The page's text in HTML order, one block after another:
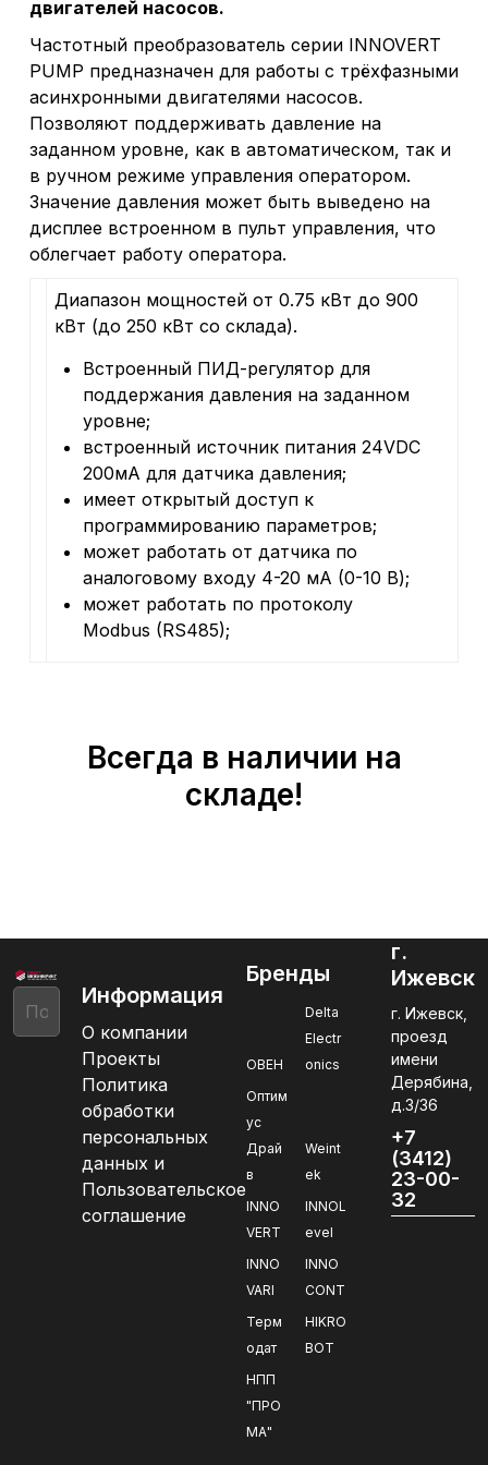
двигателей насосов.
Частотный преобразователь серии INNOVERT
PUMP предназначен для работы с трёхфазными
асинхронными двигателями насосов.
Позволяют поддерживать давление на
заданном уровне, как в автоматическом, так и
в ручном режиме управления оператором.
Значение давления может быть выведено на
дисплее встроенном в пульт управления, что
облегчает работу оператора.
Диапазон мощностей от 0.75 кВт до 900
кВт (до 250 кВт со склада).
Встроенный ПИД-регулятор для
поддержания давления на заданном
уровне;
встроенный источник питания 24VDC
200мА для датчика давления;
имеет открытый доступ к
программированию параметров;
может работать от датчика по
аналоговому входу 4-20 мА (0-10 В);
может работать по протоколу
Modbus (RS485);
Всегда в наличии на
складе!
Информация
О компании
Проекты
Политика
обработки
персональных
данных и
Пользовательское
соглашение
Бренды
ОВЕН
Delta
Electr
onics
Оптим
ус
Драй
в
Weint
ek
INNO
VERT
INNOL
evel
INNO
VARI
INNO
CONT
Терм
одат
HIKRO
BOT
НПП
"ПРО
МА"
г.
Ижевск
г. Ижевск,
проезд
имени
Дерябина,
д.3/36
+7
(3412)
23-00-
32